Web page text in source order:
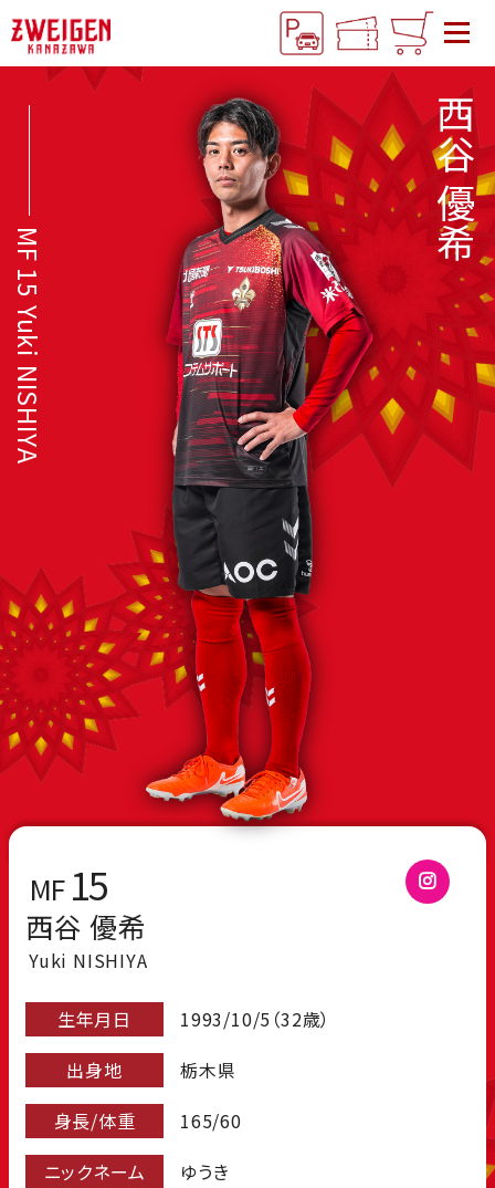
MF 15
西谷 優希
Yuki NISHIYA
生年月日
1993/10/5（32歳）
出身地
栃木県
身長/体重
165/60
ニックネーム
ゆうき
MF 15 Yuki NISHIYA
西谷 優希